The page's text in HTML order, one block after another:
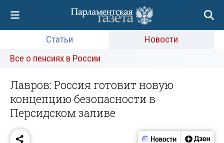
Статьи
Новости
Все о пенсиях в России
Лавров: Россия готовит новую
концепцию безопасности в
Персидском заливе